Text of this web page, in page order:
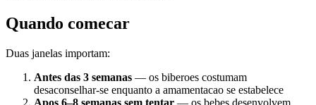
Quando comecar
Duas janelas importam:
Antes das 3 semanas — os biberoes costumam
desaconselhar-se enquanto a amamentacao se estabelece
Apos 6–8 semanas sem tentar — os bebes desenvolvem